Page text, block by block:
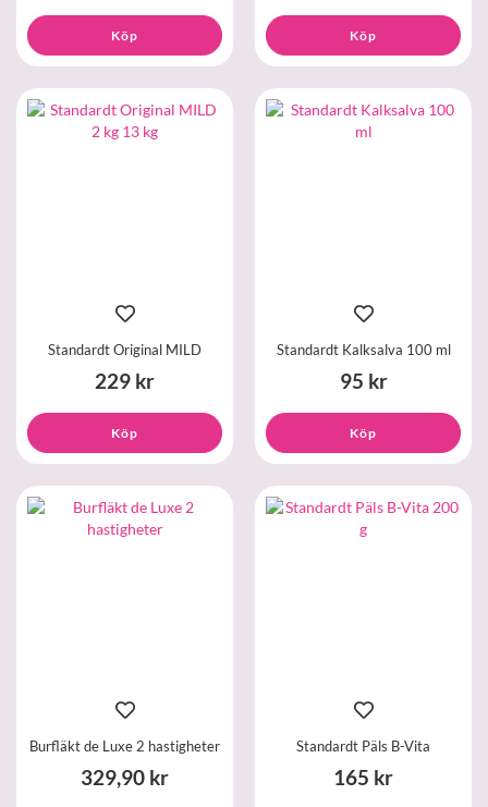
Köp Köp
Standardt Original MILD
229 kr
Köp
Standardt Kalksalva 100 ml
95 kr
Köp
Burfläkt de Luxe 2 hastigheter
329,90 kr
Standardt Päls B-Vita
165 kr